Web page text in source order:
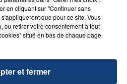
RESSORT DE LA...
contre la clinique qui a
et présenté ses
en cliquant sur "Continuer sans
que pour ce site. Vous
ou retirer votre consentement à tout
situé en bas de chaque page.
et fermer